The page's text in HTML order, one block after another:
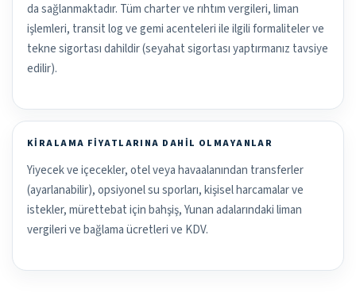
da sağlanmaktadır. Tüm charter ve rıhtım vergileri, liman
işlemleri, transit log ve gemi acenteleri ile ilgili formaliteler ve
tekne sigortası dahildir (seyahat sigortası yaptırmanız tavsiye
edilir).
KIRALAMA FIYATLARINA DAHIL OLMAYANLAR
Yiyecek ve içecekler, otel veya havaalanından transferler
(ayarlanabilir), opsiyonel su sporları, kişisel harcamalar ve
istekler, mürettebat için bahşiş, Yunan adalarındaki liman
vergileri ve bağlama ücretleri ve KDV.